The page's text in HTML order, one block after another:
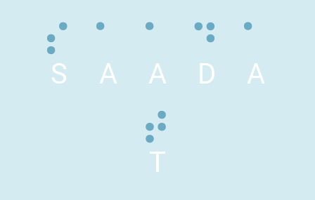
S A A D A
T